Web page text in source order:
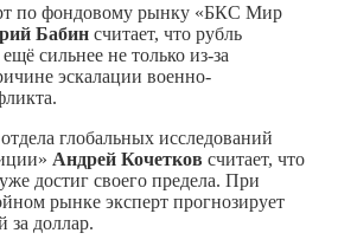
по фондовому рынку «БКС Мир
Бабин считает, что рубль
сильнее не только из-за
эскалации военно-
глобальных исследований
Андрей Кочетков считает, что
достиг своего предела. При
рынке эксперт прогнозирует
за доллар.